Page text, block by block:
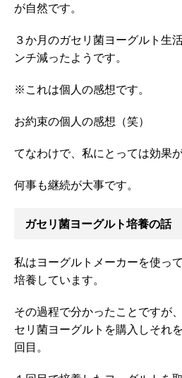
が自然です。
３か月のガセリ菌ヨーグルト生
ンチ減ったようです。
※これは個人の感想です。
お約束の個人の感想（笑）
てなわけで、私にとっては効果
何事も継続が大事です。
ガセリ菌ヨーグルト培養の話
私はヨーグルトメーカーを使っ
培養しています。
その過程で分かったことですが
セリ菌ヨーグルトを購入しそれ
回目。